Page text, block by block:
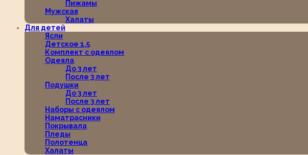
Пижамы
Мужская
Халаты
Для детей
Ясли
Детское 1,5
Комплект с одеялом
Одеяла
До 3 лет
После 3 лет
Подушки
До 3 лет
После 3 лет
Наборы с одеялом
Наматрасники
Покрывала
Пледы
Полотенца
Халаты